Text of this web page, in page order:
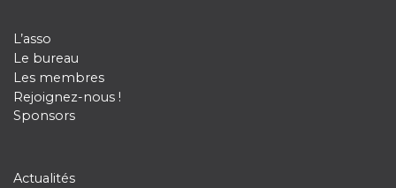
L’asso
Le bureau
Les membres
Rejoignez-nous !
Sponsors
Actualités